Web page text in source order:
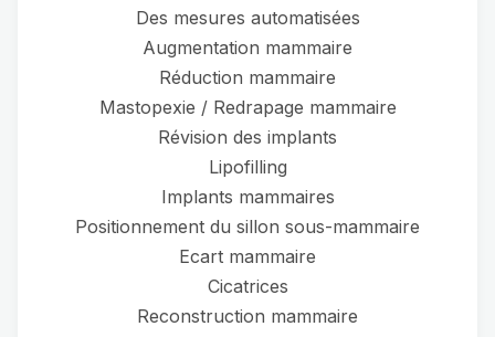
Des mesures automatisées
Augmentation mammaire
Réduction mammaire
Mastopexie / Redrapage mammaire
Révision des implants
Lipofilling
Implants mammaires
Positionnement du sillon sous-mammaire
Ecart mammaire
Cicatrices
Reconstruction mammaire